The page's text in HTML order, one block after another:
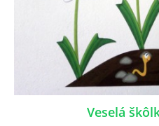
Veselá